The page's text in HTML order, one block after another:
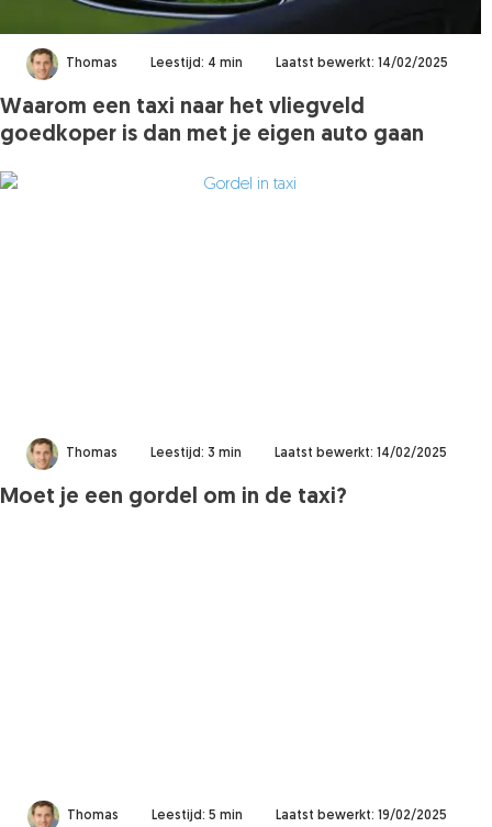
Thomas Leestijd: 4 min Laatst bewerkt: 14/02/2025
Waarom een taxi naar het vliegveld
goedkoper is dan met je eigen auto gaan
Thomas Leestijd: 3 min Laatst bewerkt: 14/02/2025
Moet je een gordel om in de taxi?
Thomas Leestijd: 5 min Laatst bewerkt: 19/02/2025